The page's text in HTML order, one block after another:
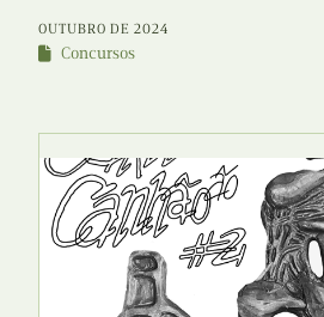
OUTUBRO DE 2024
Concursos